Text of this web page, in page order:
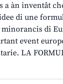
a àn inventât
di une
di
event
LA